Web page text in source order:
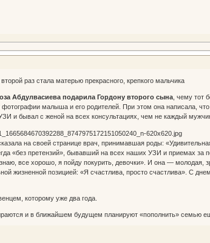
раз стала матерью прекрасного, крепкого мальчика
Абдулвасиева подарила Гордону второго сына, чему тот
малыша и его родителей. При этом она написала, что
и бывал с женой на всех консультациях, чем не каждый
на своей странице врач, принимавшая роды:
«без претензий», бывавший на всех наших УЗИ и приемах за
все хорошо, я пойду покурить, девочки». И она — молодая,
жизненной позицией: «Я счастлива, просто счастлива». С
которому уже два года.
и в ближайшем будущем планируют «пополнить» семью